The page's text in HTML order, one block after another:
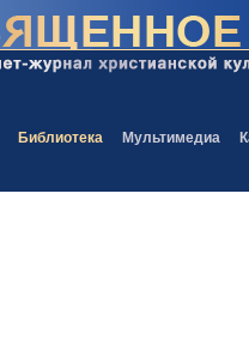
Библиотека Мультимедиа